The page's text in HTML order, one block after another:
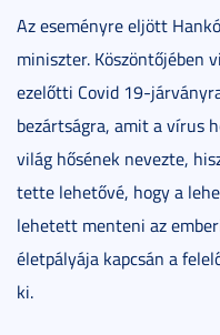
Az eseményre eljött
miniszter. Köszöntőjében
ezelőtti Covid 19-
bezártságra, amit a vírus
világ hősének nevezte,
tette lehetővé, hogy a
lehetett menteni az
életpályája kapcsán a
ki.